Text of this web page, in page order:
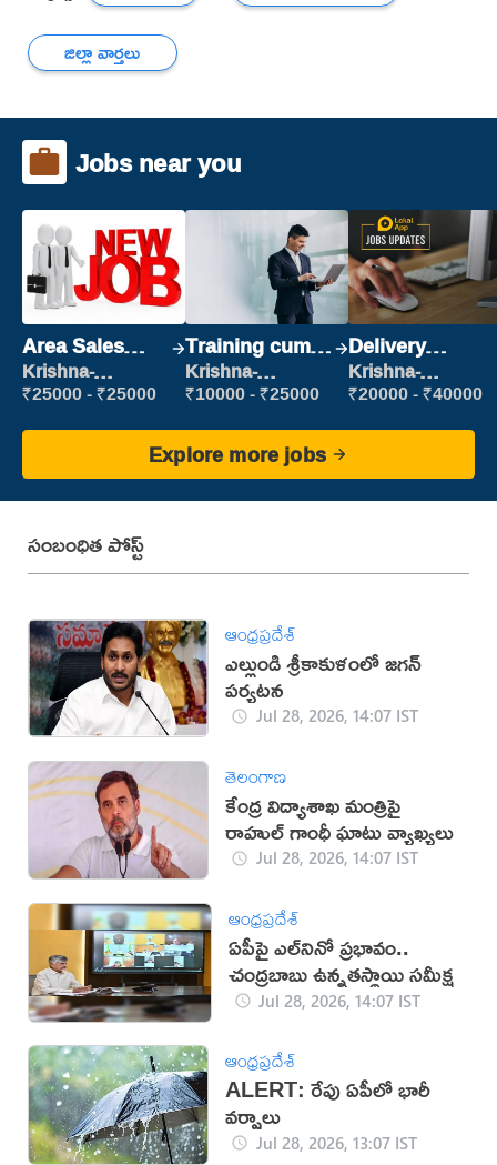
జిల్లా వార్తలు
Jobs near you
Area Sales
Manager (Field
Sales)
Krishna-
vijayawada
₹25000 - ₹25000
Training cum
Placement
Krishna-
vijayawada
₹10000 - ₹25000
Delivery
Executive
Krishna-
vijayawada
₹20000 - ₹40000
Explore more jobs
సంబంధిత పోస్ట్
ఆంధ్రప్రదేశ్
ఎల్లుండి శ్రీకాకుళంలో జగన్
పర్యటన
Jul 28, 2026, 14:07 IST
తెలంగాణ
కేంద్ర విద్యాశాఖ మంత్రిపై
రాహుల్ గాంధీ ఘాటు వ్యాఖ్యలు
Jul 28, 2026, 14:07 IST
ఆంధ్రప్రదేశ్
ఏపీపై ఎల్‌నినో ప్రభావం..
చంద్రబాబు ఉన్నతస్థాయి సమీక్ష
Jul 28, 2026, 14:07 IST
ఆంధ్రప్రదేశ్
ALERT: రేపు ఏపీలో భారీ
వర్షాలు
Jul 28, 2026, 13:07 IST